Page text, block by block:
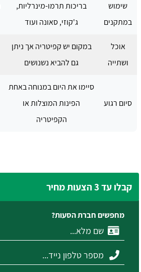
שימוש
במתקנים
בריכות תרמו-מינרליות,
ג'קוזי, סאונה ועוד
אוכל
ושתייה
במקום יש קפיטריה אך ניתן
גם להביא נשנושים
סיום רגוע
סיימו את היום במנוחה באחת
הפינות המוצלות או
הקפיטריה
קבלו עד 3 הצעות מחיר
מחפשים חברת הסעות?